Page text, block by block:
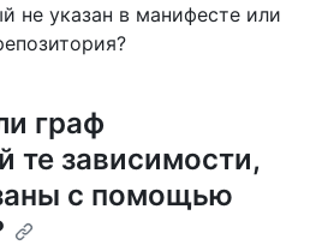
не указан в манифесте или
граф
те зависимости,
с помощью